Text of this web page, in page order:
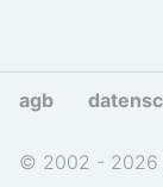
agb
© 2002 - 2026